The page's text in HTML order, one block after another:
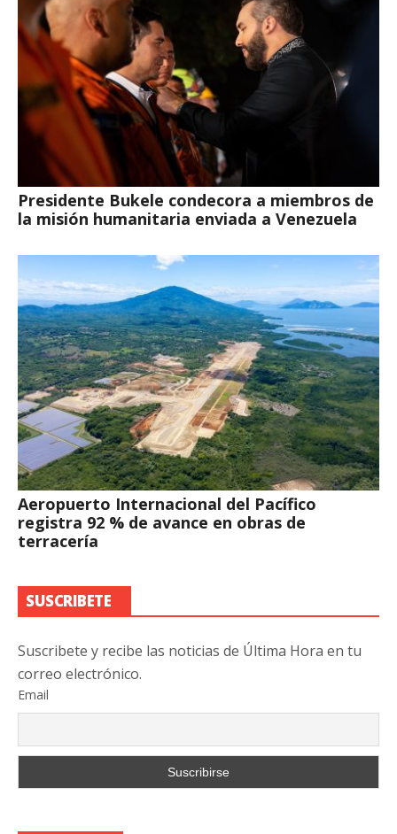
Presidente Bukele condecora a miembros de
la misión humanitaria enviada a Venezuela
Aeropuerto Internacional del Pacífico
registra 92 % de avance en obras de
terracería
SUSCRIBETE
Suscribete y recibe las noticias de Última Hora en tu
correo electrónico.
Email